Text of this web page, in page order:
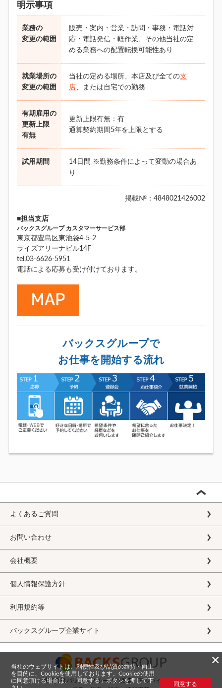
明示事項
業務の
変更の範囲
販売・案内・営業・訪問・事務・電話対
応・電話発信・軽作業、その他当社の定
める業務への配置転換可能性あり
就業場所の
変更の範囲
当社の定める場所、本店及び全ての支
店、または自宅での勤務
有期雇用の
更新上限
有無
更新上限有無：有
通算契約期間5年を上限とする
試用期間
14日間 ※勤務条件によって変動の場合あ
り
掲載№：4848021426002
■担当支店
バックスグループ カスタマーサービス部
東京都豊島区東池袋4-5-2
ライズアリーナビル14F
tel.03-6626-5951
電話による応募も受け付けております。
バックスグループで
お仕事を開始する流れ
よくあるご質問
お問い合わせ
会社概要
個人情報保護方針
利用規約等
バックスグループ企業サイト
株式会社バックスグループの派遣・アルバイト求人
×
当社のウェブサイトは、利便性及び品質の維持・向上
を目的に、Cookieを使用しております。Cookieの使用
に同意頂ける場合は、「同意する」ボタンを押して下
同意する